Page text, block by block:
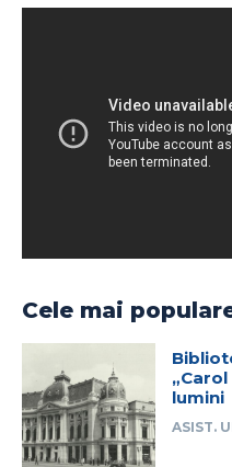
Cele mai
lumini
ASIST.